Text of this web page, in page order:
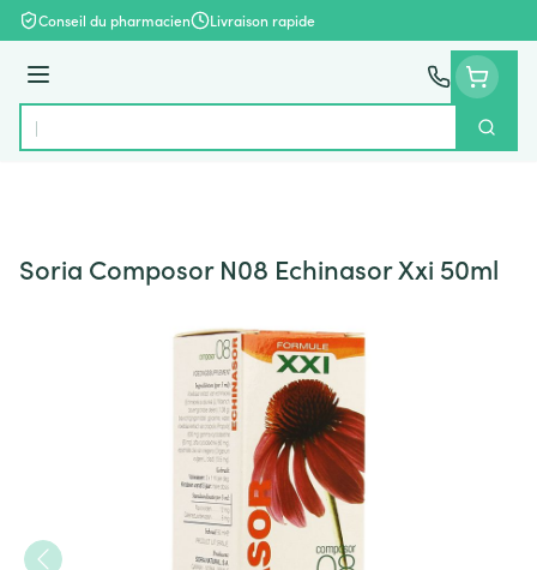
Aller au contenu
Conseil du pharmacien Livraison rapide
Menu
Rechercher
Soria Composor N08 Echinasor Xxi 50ml